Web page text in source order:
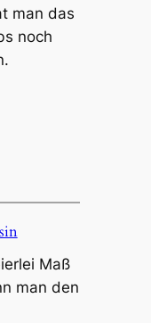
man das
noch
Maß
man den